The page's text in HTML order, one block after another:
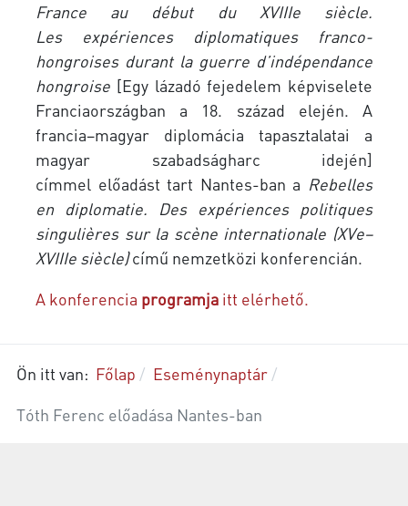
France au début du XVIIIe siècle.
Les expériences diplomatiques
franco-
hongroises durant la guerre d’indépendance
hongroise [Egy lázadó fejedelem képviselete
Franciaországban a 18. század elején. A
francia–magyar diplomácia tapasztalatai a
magyar szabadságharc idején]
címmel előadást tart Nantes-ban a Rebelles
en diplomatie. Des expériences politiques
singulières sur la scène internationale (XVe–
XVIIIe siècle)című nemzetközi konferencián.
A konferencia programja itt elérhető.
Ön itt van: Főlap
Eseménynaptár
Tóth Ferenc előadása Nantes-ban